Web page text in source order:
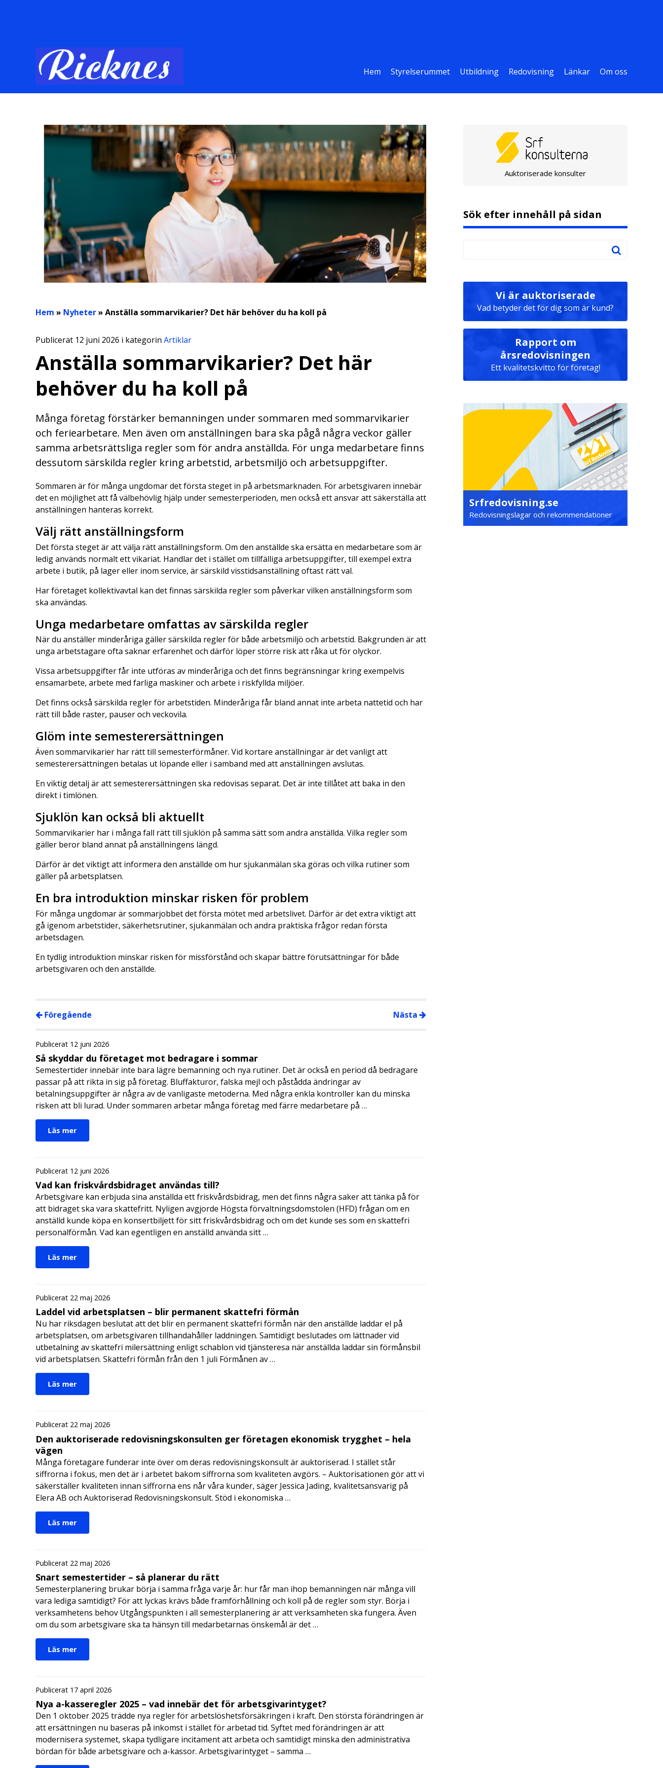
Hem Styrelserummet Utbildning Redovisning Länkar Om oss
Hem » Nyheter» Anställa sommarvikarier? Det här behöver du ha koll på
Publicerat 12 juni 2026 i kategorin Artiklar
Anställa sommarvikarier? Det här
behöver du ha koll på
Många företag förstärker bemanningen under sommaren med sommarvikarier
och feriearbetare. Men även om anställningen bara ska pågå några veckor gäller
samma arbetsrättsliga regler som för andra anställda. För unga medarbetare finns
dessutom särskilda regler kring arbetstid, arbetsmiljö och arbetsuppgifter.
Sommaren är för många ungdomar det första steget in på arbetsmarknaden. För arbetsgivaren innebär
det en möjlighet att få välbehövlig hjälp under semesterperioden, men också ett ansvar att säkerställa att
anställningen hanteras korrekt.
Välj rätt anställningsform
Det första steget är att välja rätt anställningsform. Om den anställde ska ersätta en medarbetare som är
ledig används normalt ett vikariat. Handlar det i stället om tillfälliga arbetsuppgifter, till exempel extra
arbete i butik, på lager eller inom service, är särskild visstidsanställning oftast rätt val.
Har företaget kollektivavtal kan det finnas särskilda regler som påverkar vilken anställningsform som
ska användas.
Unga medarbetare omfattas av särskilda regler
När du anställer minderåriga gäller särskilda regler för både arbetsmiljö och arbetstid. Bakgrunden är att
unga arbetstagare ofta saknar erfarenhet och därför löper större risk att råka ut för olyckor.
Vissa arbetsuppgifter får inte utföras av minderåriga och det finns begränsningar kring exempelvis
ensamarbete, arbete med farliga maskiner och arbete i riskfyllda miljöer.
Det finns också särskilda regler för arbetstiden. Minderåriga får bland annat inte arbeta nattetid och har
rätt till både raster, pauser och veckovila.
Glöm inte semesterersättningen
Även sommarvikarier har rätt till semesterförmåner. Vid kortare anställningar är det vanligt att
semesterersättningen betalas ut löpande eller i samband med att anställningen avslutas.
En viktig detalj är att semesterersättningen ska redovisas separat. Det är inte tillåtet att baka in den
direkt i timlönen.
Sjuklön kan också bli aktuellt
Sommarvikarier har i många fall rätt till sjuklön på samma sätt som andra anställda. Vilka regler som
gäller beror bland annat på anställningens längd.
Därför är det viktigt att informera den anställde om hur sjukanmälan ska göras och vilka rutiner som
gäller på arbetsplatsen.
En bra introduktion minskar risken för problem
För många ungdomar är sommarjobbet det första mötet med arbetslivet. Därför är det extra viktigt att
gå igenom arbetstider, säkerhetsrutiner, sjukanmälan och andra praktiska frågor redan första
arbetsdagen.
En tydlig introduktion minskar risken för missförstånd och skapar bättre förutsättningar för både
arbetsgivaren och den anställde.
Föregående Nästa
Publicerat 12 juni 2026
Så skyddar du företaget mot bedragare i sommar
Semestertider innebär inte bara lägre bemanning och nya rutiner. Det är också en period då bedragare
passar på att rikta in sig på företag. Bluffakturor, falska mejl och påstådda ändringar av
betalningsuppgifter är några av de vanligaste metoderna. Med några enkla kontroller kan du minska
risken att bli lurad. Under sommaren arbetar många företag med färre medarbetare på …
Läs mer
Publicerat 12 juni 2026
Vad kan friskvårdsbidraget användas till?
Arbetsgivare kan erbjuda sina anställda ett friskvårdsbidrag, men det finns några saker att tänka på för
att bidraget ska vara skattefritt. Nyligen avgjorde Högsta förvaltningsdomstolen (HFD) frågan om en
anställd kunde köpa en konsertbiljett för sitt friskvårdsbidrag och om det kunde ses som en skattefri
personalförmån. Vad kan egentligen en anställd använda sitt …
Läs mer
Publicerat 22 maj 2026
Laddel vid arbetsplatsen – blir permanent skattefri förmån
Nu har riksdagen beslutat att det blir en permanent skattefri förmån när den anställde laddar el på
arbetsplatsen, om arbetsgivaren tillhandahåller laddningen. Samtidigt beslutades om lättnader vid
utbetalning av skattefri milersättning enligt schablon vid tjänsteresa när anställda laddar sin förmånsbil
vid arbetsplatsen. Skattefri förmån från den 1 juli Förmånen av …
Läs mer
Publicerat 22 maj 2026
Den auktoriserade redovisningskonsulten ger företagen ekonomisk trygghet – hela
vägen
Många företagare funderar inte över om deras redovisningskonsult är auktoriserad. I stället står
siffrorna i fokus, men det är i arbetet bakom siffrorna som kvaliteten avgörs. – Auktorisationen gör att vi
säkerställer kvaliteten innan siffrorna ens når våra kunder, säger Jessica Jading, kvalitetsansvarig på
Elera AB och Auktoriserad Redovisningskonsult. Stöd i ekonomiska …
Läs mer
Publicerat 22 maj 2026
Snart semestertider – så planerar du rätt
Semesterplanering brukar börja i samma fråga varje år: hur får man ihop bemanningen när många vill
vara lediga samtidigt? För att lyckas krävs både framförhållning och koll på de regler som styr. Börja i
verksamhetens behov Utgångspunkten i all semesterplanering är att verksamheten ska fungera. Även
om du som arbetsgivare ska ta hänsyn till medarbetarnas önskemål är det …
Läs mer
Publicerat 17 april 2026
Nya a-kasseregler 2025 – vad innebär det för arbetsgivarintyget?
Den 1 oktober 2025 trädde nya regler för arbetslöshetsförsäkringen i kraft. Den största förändringen är
att ersättningen nu baseras på inkomst i stället för arbetad tid. Syftet med förändringen är att
modernisera systemet, skapa tydligare incitament att arbeta och samtidigt minska den administrativa
bördan för både arbetsgivare och a-kassor. Arbetsgivarintyget – samma …
Auktoriserade konsulter
Sök efter innehåll på sidan
Vi är auktoriserade
Vad betyder det för dig som är kund?
Rapport om
årsredovisningen
Ett kvalitetskvitto för företag!
Srfredovisning.se
Redovisningslagar och rekommendationer